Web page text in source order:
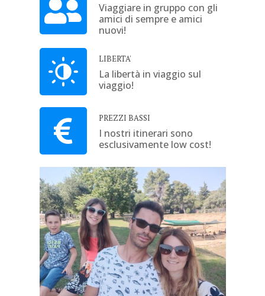
Viaggiare in gruppo con gli
amici di sempre e amici
nuovi!
LIBERTA'
La libertà in viaggio sul
viaggio!
PREZZI BASSI
I nostri itinerari sono
esclusivamente low cost!